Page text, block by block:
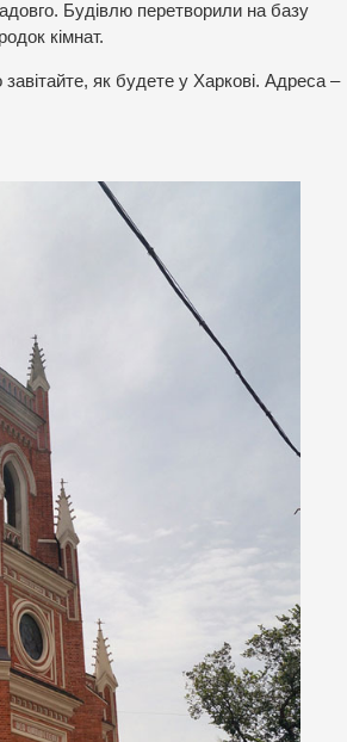
Будівлю перетворили на базу
кімнат.
як будете у Харкові. Адреса –